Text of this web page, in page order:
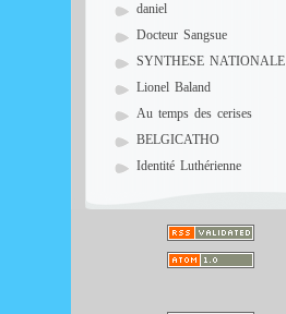
daniel
Docteur Sangsue
SYNTHESE NATIONALE
Lionel Baland
Au temps des cerises
BELGICATHO
Identité Luthérienne